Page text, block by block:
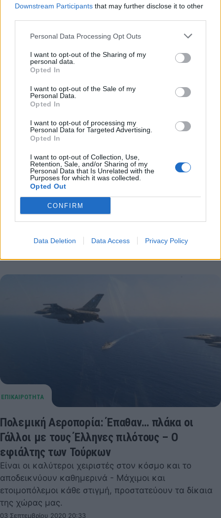
Downstream Participants that may further disclose it to other
Personal Data Processing Opt Outs
I want to opt-out of the Sharing of my
personal data.
Opted In
I want to opt-out of the Sale of my
Personal Data.
Opted In
I want to opt-out of processing my
Personal Data for Targeted Advertising.
Opted In
I want to opt-out of Collection, Use,
Retention, Sale, and/or Sharing of my
Personal Data that Is Unrelated with the
Purposes for which it was collected.
Opted Out
CONFIRM
Data Deletion Data Access Privacy Policy
ΟΑΚΑ πριν την έναρξη…
Τσιτσιπάς: «Η συμμετοχή μας αφιερωμένη
στους δύο ηρωικούς πιλότους μας» (video)
Ο Στέφανος Τσιτσιπάς αφιέρωσε τη συμμετοχή της
αδικοχαμένων πιλότων της πολεμικής αεροπορίας.
Πολεμική Αεροπορία: Έπαθαν… πλάκα οι
Γάλλοι με τους Έλληνες πιλότους – Ο
εφιάλτης των Τούρκων
Είναι οι καλύτεροι χειριστές στον κόσμο και το
αποδεικνύουν καθημερινά - Μάχιμοι και
ετοιμοπόλεμοι κάθε στιγμή, προστατεύουν τα δίκαια
της χώρας μας.
03 Σεπτεμβρίου 2020 20:33